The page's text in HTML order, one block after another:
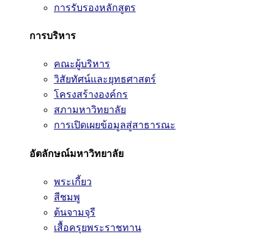
การรับรองหลักสูตร
การบริหาร
คณะผู้บริหาร
วิสัยทัศน์และยุทธศาสตร์
โครงสร้างองค์กร
สภามหาวิทยาลัย
การเปิดเผยข้อมูลสู่สาธารณะ
อัตลักษณ์มหาวิทยาลัย
พระเกี้ยว
สีชมพู
ต้นจามจุรี
เสื้อครุยพระราชทาน